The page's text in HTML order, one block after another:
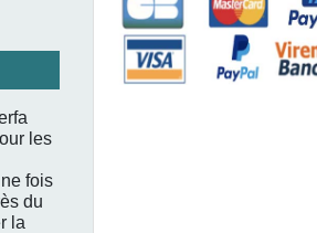
les
fois
du
la